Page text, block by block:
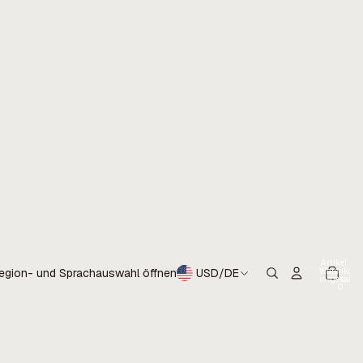
und Sprachauswahl öffnen USD/DE
Artikel im
Warenkorb
insgesamt: